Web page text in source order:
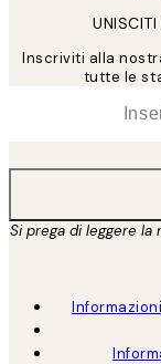
Inscriviti alla
tutte le
Si prega di leggere la